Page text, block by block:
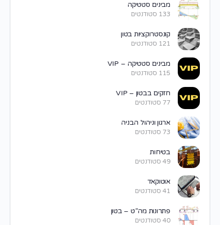
מבינים סטטיקה
133 סטודנטים
קונסטרוקציות בטון
121 סטודנטים
מבינים סטטיקה – VIP
115 סטודנטים
חזקים בבטון – VIP
77 סטודנטים
ארגון וניהול הבניה
73 סטודנטים
בטיחות
49 סטודנטים
אוטוקאד
41 סטודנטים
פתרונות מה”ט – בטון
40 סטודנטים